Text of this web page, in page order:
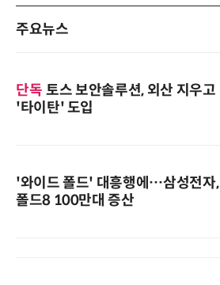
주요뉴스
단독 토스 보안솔루션, 외산 지우고
'타이탄' 도입
'와이드 폴드' 대흥행에…삼성전자,
폴드8 100만대 증산